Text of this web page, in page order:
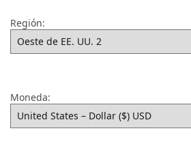
Región:
Moneda: